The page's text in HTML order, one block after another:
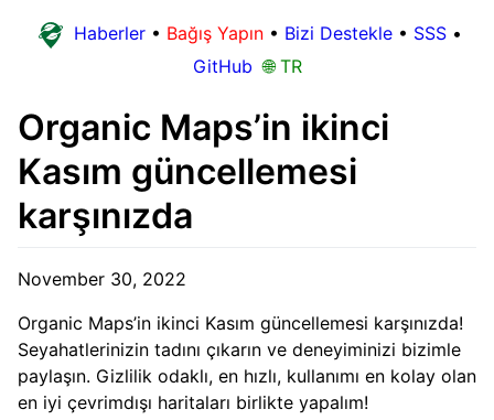
Haberler • Bağış Yapın • Bizi Destekle • SSS •
GitHub 🌐 TR
Organic Maps’in ikinci
Kasım güncellemesi
karşınızda
November 30, 2022
Organic Maps’in ikinci Kasım güncellemesi karşınızda!
Seyahatlerinizin tadını çıkarın ve deneyiminizi bizimle
paylaşın. Gizlilik odaklı, en hızlı, kullanımı en kolay olan
en iyi çevrimdışı haritaları birlikte yapalım!